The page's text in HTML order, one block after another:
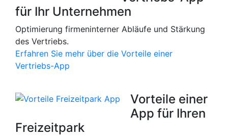
für Ihr Unternehmen
Optimierung firmeninterner Abläufe und Stärkung
des Vertriebs.
Erfahren Sie mehr über die Vorteile einer
Vertriebs-App
Vorteile einer
App für Ihren
Freizeitpark